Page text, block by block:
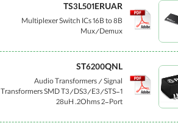
TS3L501ERUAR
Multiplexer Switch ICs 16B to 8B
Mux/Demux
ST6200QNL
Audio Transformers / Signal
Transformers SMD T3/DS3/E3/STS-1
28uH .2Ohms 2-Port